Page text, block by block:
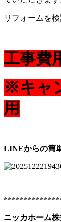
リフォームを
工事費
※キャ
用
LINEからの簡
ニッカホーム